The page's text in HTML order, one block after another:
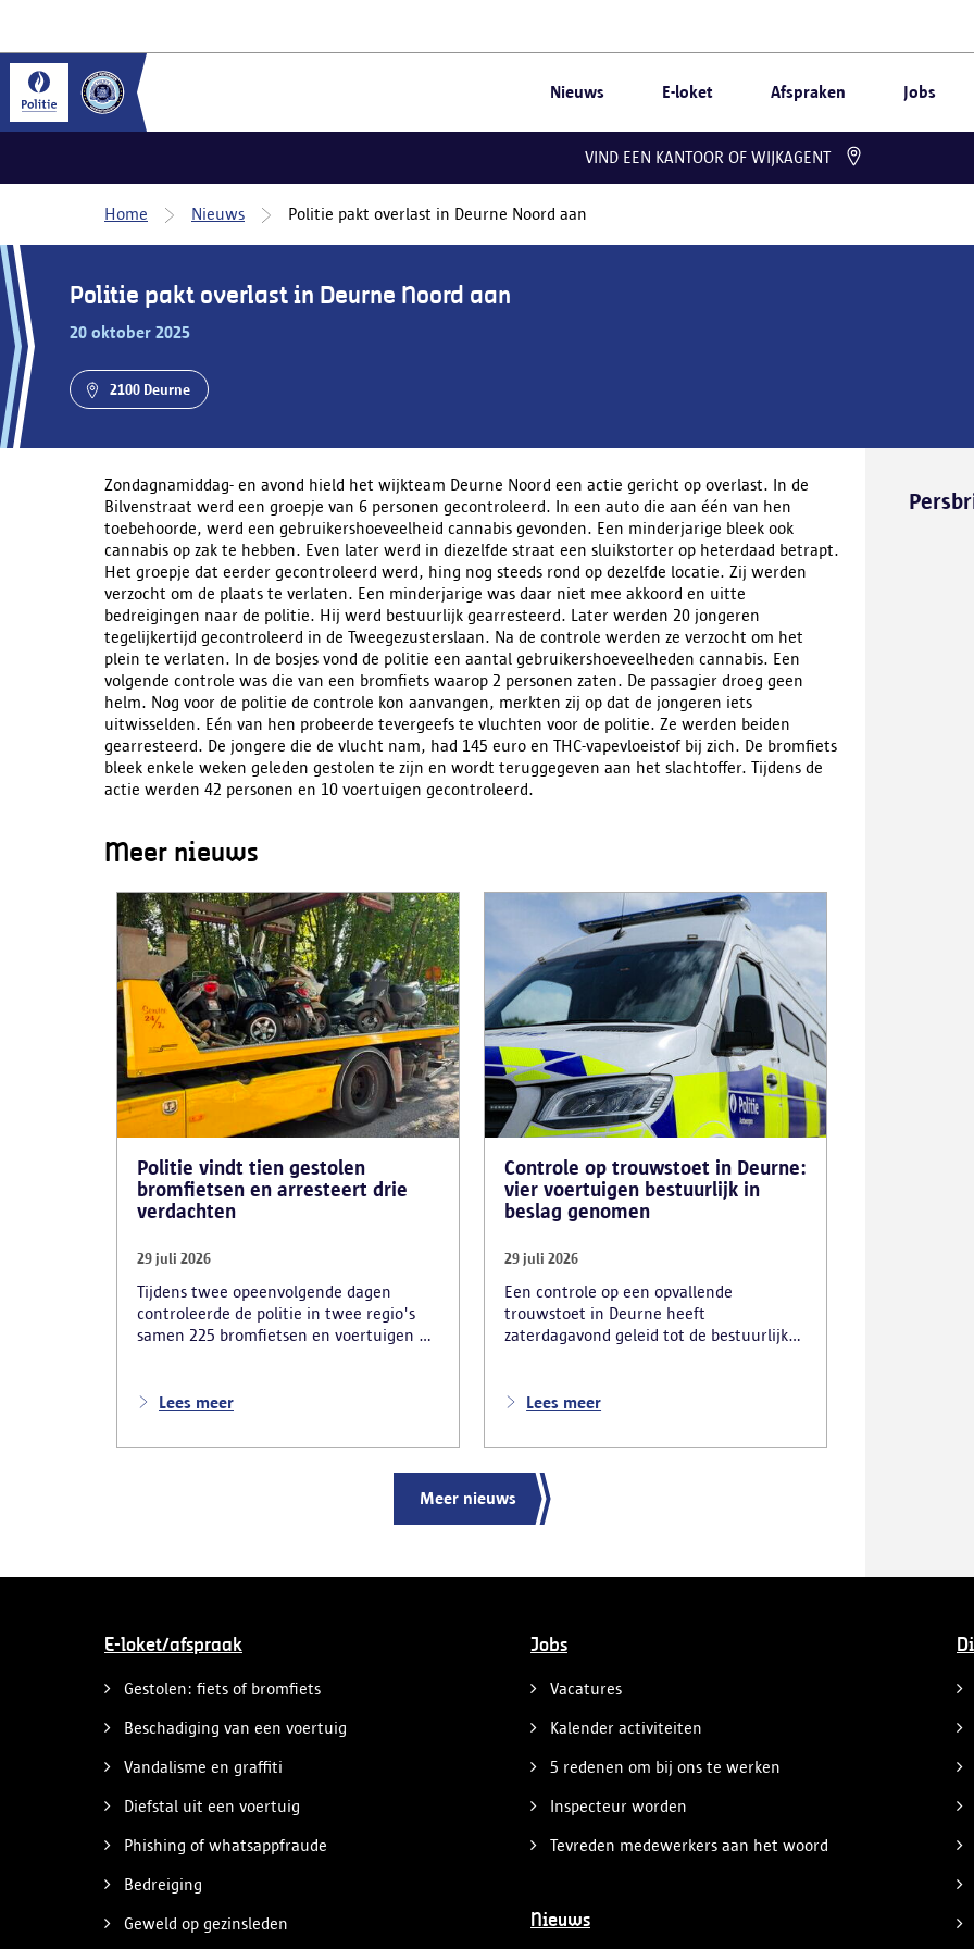
Nieuws E-loket Afspraken Jobs
VIND EEN KANTOOR OF WIJKAGENT
Home Nieuws Politie pakt overlast in Deurne Noord aan
Politie pakt overlast in Deurne Noord aan
20 oktober 2025
2100 Deurne
Zondagnamiddag- en avond hield het wijkteam Deurne Noord een actie gericht op overlast. In de
Bilvenstraat werd een groepje van 6 personen gecontroleerd. In een auto die aan één van hen
toebehoorde, werd een gebruikershoeveelheid cannabis gevonden. Een minderjarige bleek ook
cannabis op zak te hebben. Even later werd in diezelfde straat een sluikstorter op heterdaad betrapt.
Het groepje dat eerder gecontroleerd werd, hing nog steeds rond op dezelfde locatie. Zij werden
verzocht om de plaats te verlaten. Een minderjarige was daar niet mee akkoord en uitte
bedreigingen naar de politie. Hij werd bestuurlijk gearresteerd. Later werden 20 jongeren
tegelijkertijd gecontroleerd in de Tweegezusterslaan. Na de controle werden ze verzocht om het
plein te verlaten. In de bosjes vond de politie een aantal gebruikershoeveelheden cannabis. Een
volgende controle was die van een bromfiets waarop 2 personen zaten. De passagier droeg geen
helm. Nog voor de politie de controle kon aanvangen, merkten zij op dat de jongeren iets
uitwisselden. Eén van hen probeerde tevergeefs te vluchten voor de politie. Ze werden beiden
gearresteerd. De jongere die de vlucht nam, had 145 euro en THC-vapevloeistof bij zich. De bromfiets
bleek enkele weken geleden gestolen te zijn en wordt teruggegeven aan het slachtoffer. Tijdens de
actie werden 42 personen en 10 voertuigen gecontroleerd.
Meer nieuws
Politie vindt tien gestolen
bromfietsen en arresteert drie
verdachten
29 juli 2026
Tijdens twee opeenvolgende dagen
controleerde de politie in twee regio's
samen 225 bromfietsen en voertuigen en
teruggevonden en zestien voertuigen zijn
arresteerde de politie ook drie
Lees meer
Controle op trouwstoet in Deurne:
vier voertuigen bestuurlijk in
beslag genomen
29 juli 2026
Een controle op een opvallende
trouwstoet in Deurne heeft
zaterdagavond geleid tot de bestuurlijke
vaststellingen van inbreuken. De politie
melding hadden gemaakt van het
verkeershinder die dat als gevolg had.
Lees meer
Meer nieuws
E-loket/afspraak
Gestolen: fiets of bromfiets
Beschadiging van een voertuig
Vandalisme en graffiti
Diefstal uit een voertuig
Phishing of whatsappfraude
Bedreiging
Geweld op gezinsleden
Jobs
Vacatures
Kalender activiteiten
5 redenen om bij ons te werken
Inspecteur worden
Tevreden medewerkers aan het woord
Nieuws